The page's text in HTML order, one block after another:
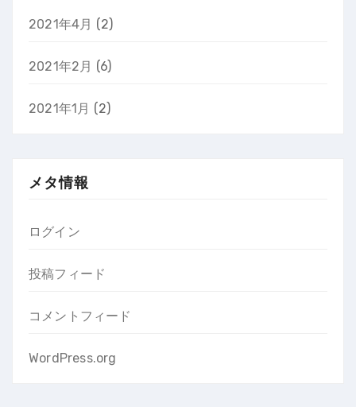
2021年4月 (2)
2021年2月 (6)
2021年1月 (2)
メタ情報
ログイン
投稿フィード
コメントフィード
WordPress.org